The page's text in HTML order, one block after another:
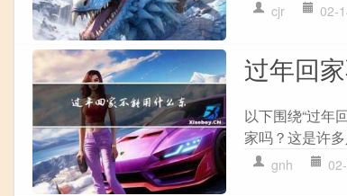
cjr 02-
过年回
以下围绕“过年
家吗？这是许
gnh